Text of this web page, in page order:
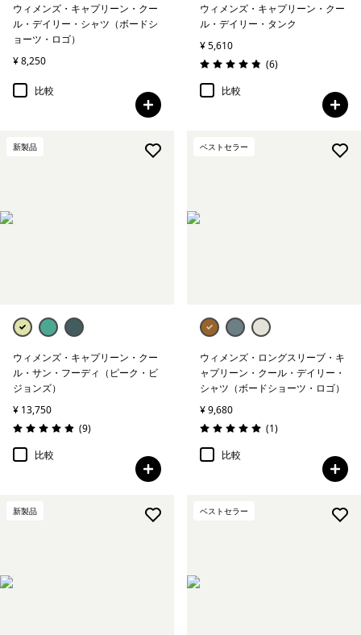
ウィメンズ・キャプリーン・クー
ル・デイリー・シャツ（ボードシ
ョーツ・ロゴ）
¥ 8,250
比較
ウィメンズ・キャプリーン・クー
ル・デイリー・タンク
¥ 5,610
評価: 4.8 / 5
(6レビュー
)
比較
新製品
ウィメンズ・キャプリーン・クー
ル・サン・フーディ（ピーク・ビ
ジョンズ）
¥ 13,750
評価: 4.9 / 5
(9レビュー
)
比較
ベストセラー
ウィメンズ・ロングスリーブ・キ
ャプリーン・クール・デイリー・
シャツ（ボードショーツ・ロゴ）
¥ 9,680
評価: 5.0 / 5
(1レビュー
)
比較
新製品 ベストセラー